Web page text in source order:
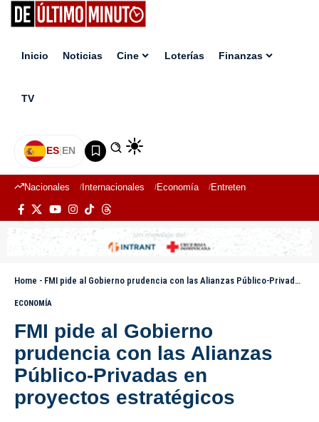
Inicio Noticias Cine Loterías Finanzas
TV
ES|EN
Nacionales Internacionales Economía Entretenimiento
Home - FMI pide al Gobierno prudencia con las Alianzas Público-Privadas en proyectos estratégicos
ECONOMÍA
FMI pide al Gobierno
prudencia con las Alianzas
Público-Privadas en
proyectos estratégicos